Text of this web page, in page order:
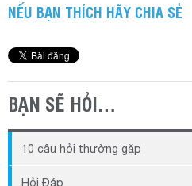
NẾU BẠN THÍCH HÃY CHIA SẺ
BẠN SẼ HỎI…
10 câu hỏi thường gặp
Khi chưa kịp đóng phí thì có
Hỏi Đáp